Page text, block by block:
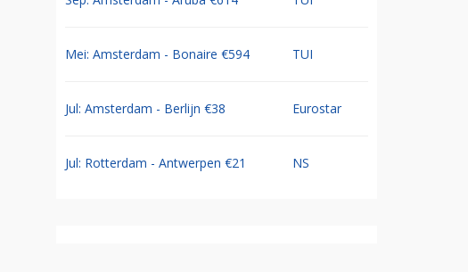
Mei: Amsterdam - Bonaire €594 TUI
Jul: Amsterdam - Berlijn €38 Eurostar
Jul: Rotterdam - Antwerpen €21 NS